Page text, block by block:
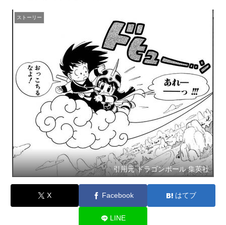
ストーリー
引用元 ドラゴンボール 集英社
X Facebook はてブ
LINE